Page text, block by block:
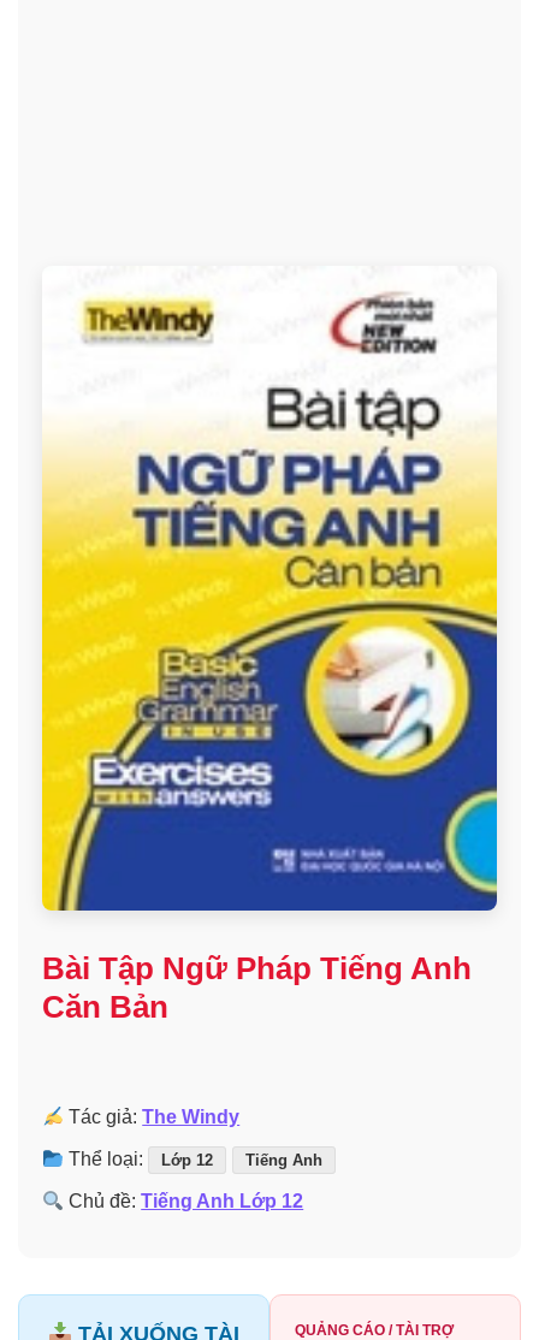
Bài Tập Ngữ Pháp Tiếng Anh
Căn Bản
Tác giả:The Windy
Thể loại: Lớp 12 Tiếng Anh
Chủ đề:Tiếng Anh Lớp 12
TẢI XUỐNG TÀI QUẢNG CÁO / TÀI TRỢ